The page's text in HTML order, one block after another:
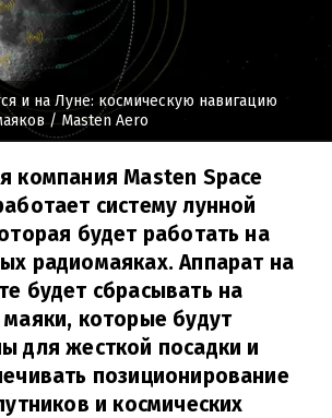
и на Луне: космическую навигацию
/ Masten Aero
компания Masten Space
систему лунной
будет работать на
радиомаяках. Аппарат на
будет сбрасывать на
маяки, которые будут
для жесткой посадки и
позиционирование
и космических